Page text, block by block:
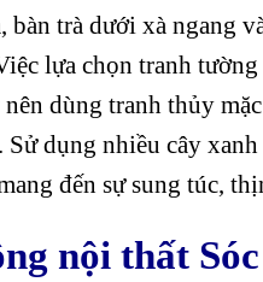
trà dưới xà ngang
lựa chọn tranh
dùng tranh thủy
Sử dụng nhiều cây
đến sự sung túc,
nội thất